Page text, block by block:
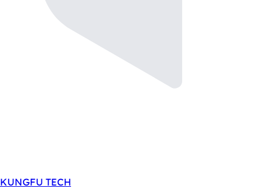
KUNGFU TECH